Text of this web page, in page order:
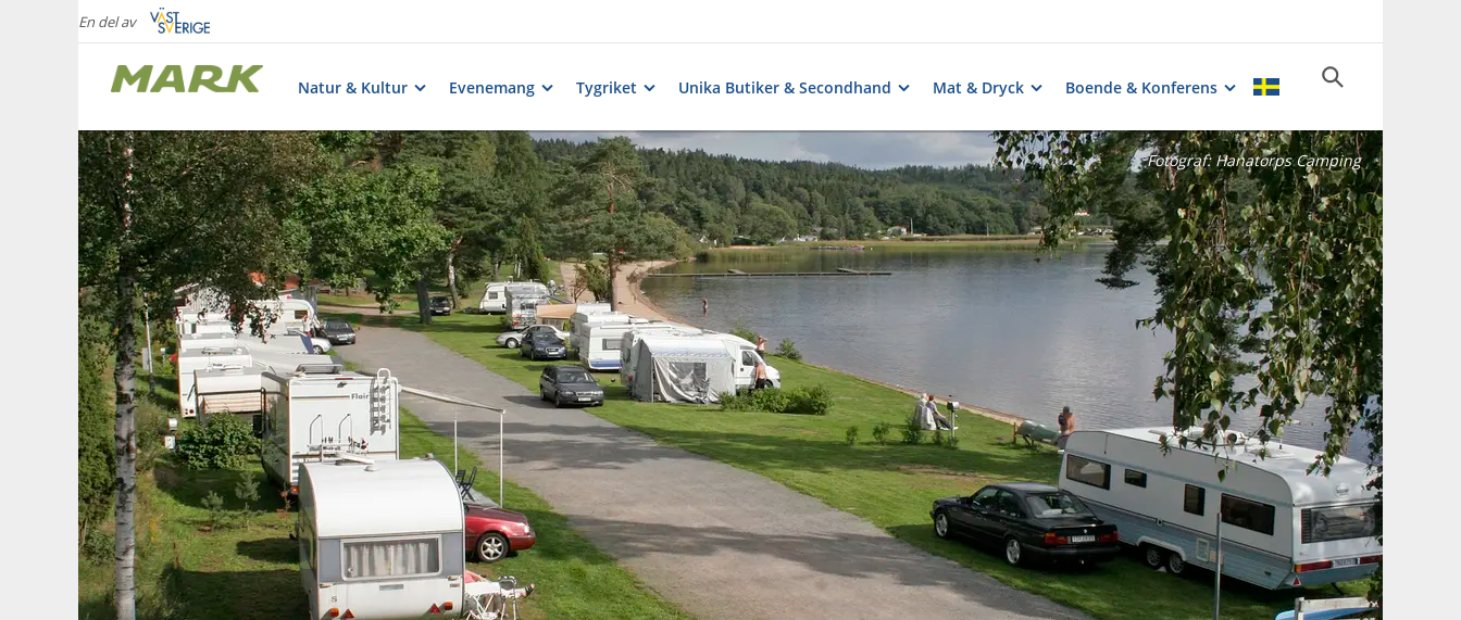
En del av
Natur & Kultur Evenemang Tygriket Unika Butiker & Secondhand Mat & Dryck Boende & Konferens
Fotograf:Hanatorps Camping